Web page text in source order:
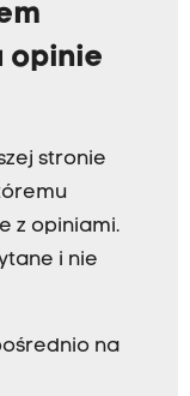
opinie
stronie
z opiniami.
i nie
na